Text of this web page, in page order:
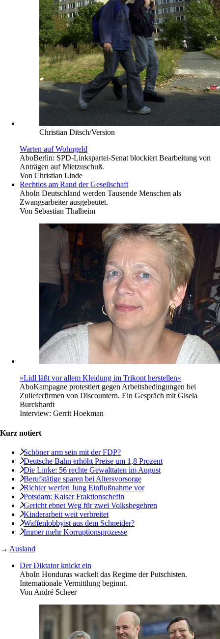
Christian Ditsch/Version
Warten auf Wohngeld
AboBerlin: SPD-Linkspartei-Senat blockiert Bearbeitung von
Anträgen auf Mietzuschuß.
Von Christian Linde
Rechtlos am Rand der Gesellschaft
AboIn Deutschland werden Tausende Menschen als
Zwangsarbeiter ausgebeutet.
Von Sebastian Thalheim
»Lidl läßt vor allem Kleidung im Trikont herstellen«
AboKampagne protestiert gegen Arbeitsbedingungen bei
Zulieferfirmen von Discountern. Ein Gespräch mit Gisela
Burckhardt
Interview: Gerrit Hoekman
Kurz notiert
Schöner arm sein mit der FDP?
Deutsche Bahn erhöht Preise um 1,8 Prozent
Die Linke: 56 rechte Gewalttaten im August
Berufstätige sparen bei Altersvorsorge
Richter werfen Jung Einflußnahme vor
Potsdam: Kaiser Fraktionschefin
Gericht ebnet Weg für zwei Volksbegehren
Kinderarbeit weit verbreitet
Waffenlobbyist aus dem Schneider?
Immer mehr ­Korruptionsprozesse
→ Ausland
Der Diktator knickt ein
AboIn Honduras wackelt das Regime der Putschisten.
Internationale Vermittlung beginnt.
Von André Scheer